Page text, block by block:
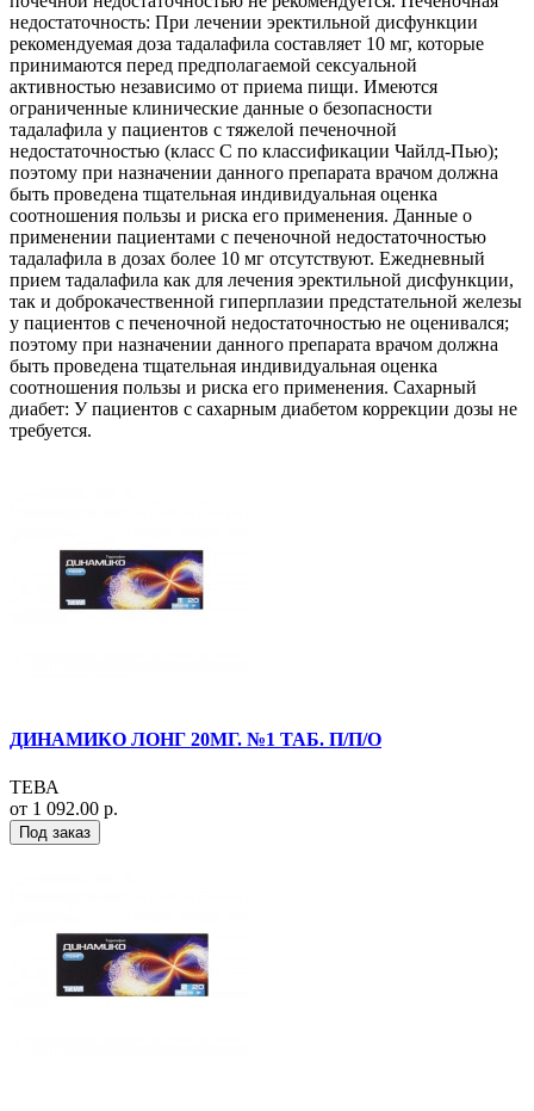
недостаточность: При лечении эректильной дисфункции
рекомендуемая доза тадалафила составляет 10 мг, которые
принимаются перед предполагаемой сексуальной
активностью независимо от приема пищи. Имеются
ограниченные клинические данные о безопасности
тадалафила у пациентов с тяжелой печеночной
недостаточностью (класс С по классификации Чайлд-Пью);
поэтому при назначении данного препарата врачом должна
быть проведена тщательная индивидуальная оценка
соотношения пользы и риска его применения. Данные о
применении пациентами с печеночной недостаточностью
тадалафила в дозах более 10 мг отсутствуют. Ежедневный
прием тадалафила как для лечения эректильной дисфункции,
так и доброкачественной гиперплазии предстательной железы
у пациентов с печеночной недостаточностью не оценивался;
поэтому при назначении данного препарата врачом должна
быть проведена тщательная индивидуальная оценка
соотношения пользы и риска его применения. Сахарный
диабет: У пациентов с сахарным диабетом коррекции дозы не
требуется.
ДИНАМИКО ЛОНГ 20МГ. №1 ТАБ. П/П/О
ТЕВА
от 1 092.00 р.
Под заказ